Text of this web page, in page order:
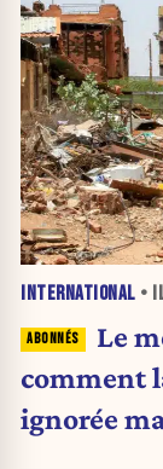
INTERNATIONAL •
Le
comment
ignorée